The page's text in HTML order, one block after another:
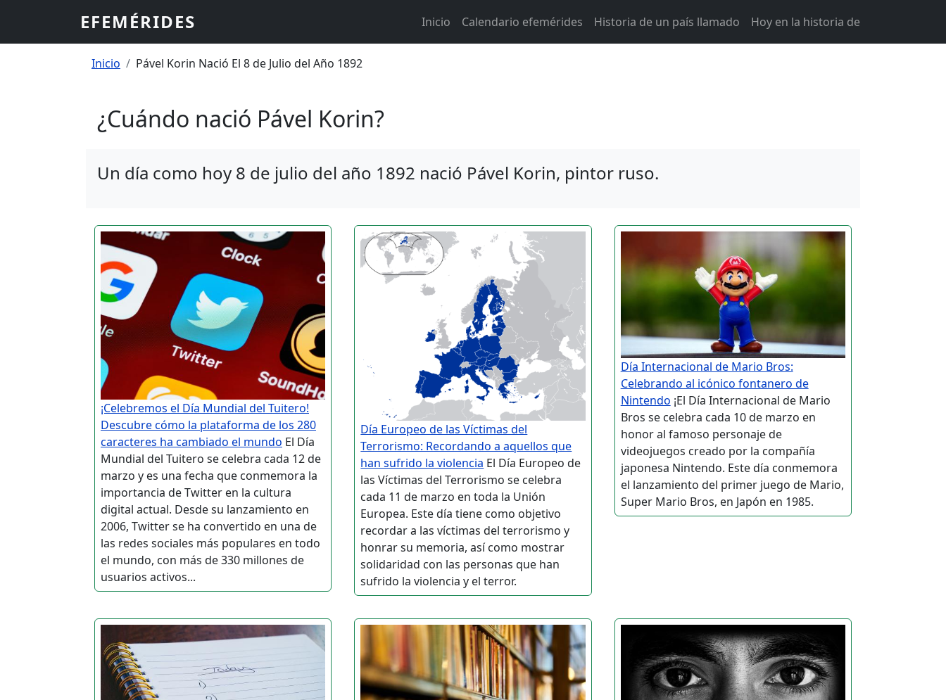
EFEMÉRIDES Main navigation
Inicio Calendario efemérides Historia de un país llamado Hoy en la historia de
Sobrescribir enlaces de ayuda a la navegación
Inicio Pável Korin Nació El 8 de Julio del Año 1892
¿Cuándo nació Pável Korin?
Un día como hoy 8 de julio del año 1892 nació Pável Korin, pintor ruso.
¡Celebremos el Día Mundial del Tuitero!
Descubre cómo la plataforma de los 280
caracteres ha cambiado el mundo El Día
Mundial del Tuitero se celebra cada 12 de
marzo y es una fecha que conmemora la
importancia de Twitter en la cultura
digital actual. Desde su lanzamiento en
2006, Twitter se ha convertido en una de
las redes sociales más populares en todo
el mundo, con más de 330 millones de
usuarios activos...
Día Europeo de las Víctimas del
Terrorismo: Recordando a aquellos que
han sufrido la violencia El Día Europeo de
las Víctimas del Terrorismo se celebra
cada 11 de marzo en toda la Unión
Europea. Este día tiene como objetivo
recordar a las víctimas del terrorismo y
honrar su memoria, así como mostrar
solidaridad con las personas que han
sufrido la violencia y el terror.
Día Internacional de Mario Bros:
Celebrando al icónico fontanero de
Nintendo ¡El Día Internacional de Mario
Bros se celebra cada 10 de marzo en
honor al famoso personaje de
videojuegos creado por la compañía
japonesa Nintendo. Este día conmemora
el lanzamiento del primer juego de Mario,
Super Mario Bros, en Japón en 1985.